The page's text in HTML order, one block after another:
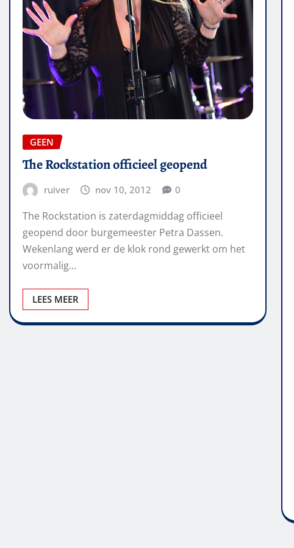
GEEN
The Rockstation officieel geopend
ruiver nov 10, 2012 0
The Rockstation is zaterdagmiddag officieel
geopend door burgemeester Petra Dassen.
Wekenlang werd er de klok rond gewerkt om het
voormalig…
LEES MEER